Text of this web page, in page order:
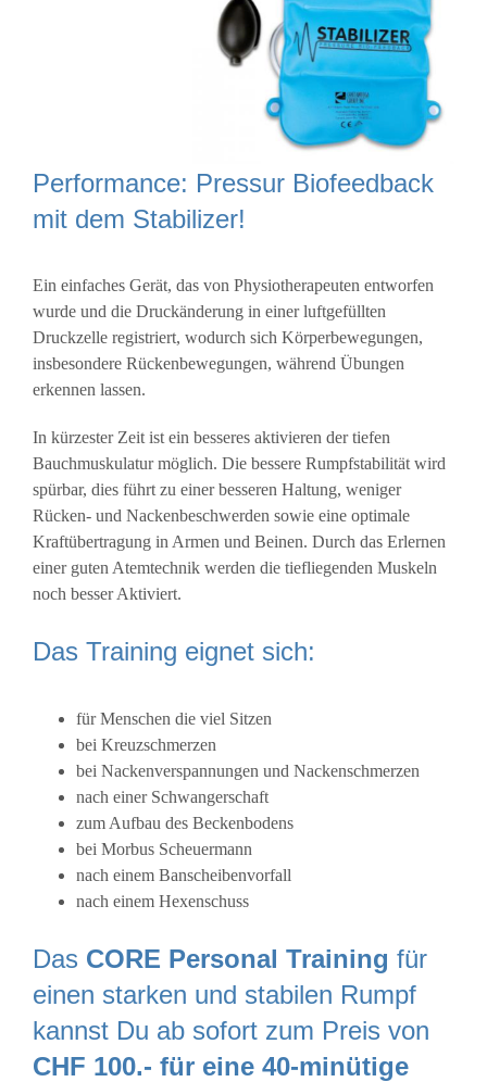
Performance: Pressur Biofeedback
mit dem Stabilizer!
Ein einfaches Gerät, das von Physiotherapeuten entworfen
wurde und die Druckänderung in einer luftgefüllten
Druckzelle registriert, wodurch sich Körperbewegungen,
insbesondere Rückenbewegungen, während Übungen
erkennen lassen.
In kürzester Zeit ist ein besseres aktivieren der tiefen
Bauchmuskulatur möglich. Die bessere Rumpfstabilität wird
spürbar, dies führt zu einer besseren Haltung, weniger
Rücken- und Nackenbeschwerden sowie eine optimale
Kraftübertragung in Armen und Beinen. Durch das Erlernen
einer guten Atemtechnik werden die tiefliegenden Muskeln
noch besser Aktiviert.
Das Training eignet sich:
für Menschen die viel Sitzen
bei Kreuzschmerzen
bei Nackenverspannungen und Nackenschmerzen
nach einer Schwangerschaft
zum Aufbau des Beckenbodens
bei Morbus Scheuermann
nach einem Banscheibenvorfall
nach einem Hexenschuss
Das CORE Personal Training für
einen starken und stabilen Rumpf
kannst Du ab sofort zum Preis von
CHF 100.- für eine 40-minütige